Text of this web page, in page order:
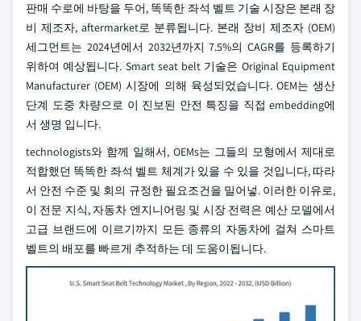
판매 수로에 바탕을 두어, 똑똑한 좌석 벨트 기술 시장은 본래 장
비 제조자, aftermarket로 분류됩니다. 본래 장비 제조자 (OEM)
세그먼트는 2024년에서 2032년까지 7.5%의 CAGR를 등록하기
위하여 예상됩니다. Smart seat belt 기술은 Original Equipment
Manufacturer (OEM) 시장에 의해 육성되었습니다. OEM는 생산
단계 도중 차량으로 이 진보된 안전 특징을 직접 embedding에
서 생명 입니다.
technologists와 함께 일해서, OEMs는 그들의 모형에서 제대로
적합했던 똑똑한 좌석 벨트 체계가 있을 수 있을 것입니다, 따라
서 안전 수준 및 회의 규정한 필요조건을 밀어넣. 이러한 이유로,
이 전문 지식, 자동차 엔지니어링 및 시장 전력은 예산 모델에서
고급 브랜드에 이르기까지 모든 종류의 자동차에 걸쳐 스마트
벨트의 배포를 빠르게 추적하는 데 도움이됩니다.